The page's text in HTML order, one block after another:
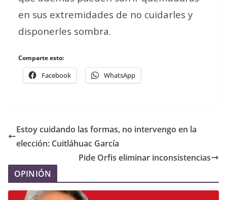
en sus extremidades de no cuidarles y
disponerles sombra.
Comparte esto:
Facebook WhatsApp
Estoy cuidando las formas, no intervengo en la
elección: Cuitláhuac García
Pide Orfis eliminar inconsistencias
OPINIÓN